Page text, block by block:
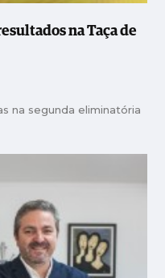
na Taça de
na segunda eliminatória